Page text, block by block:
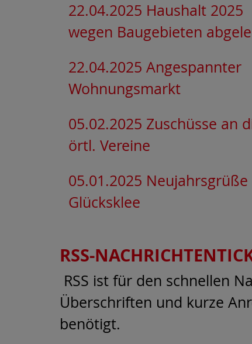
22.04.2025 Haushalt 2025
wegen Baugebieten
22.04.2025 Angespannter
Wohnungsmarkt
05.02.2025 Zuschüsse an
örtl. Vereine
05.01.2025
Glücksklee
RSS-
RSS ist für den schnellen
Überschriften und kurze
benötigt.